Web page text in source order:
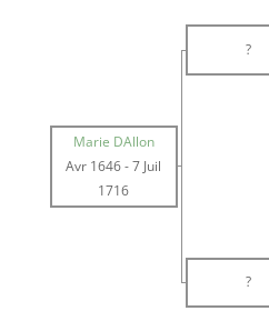
?
Marie DAllon
Avr 1646-7 Juil
1716
?